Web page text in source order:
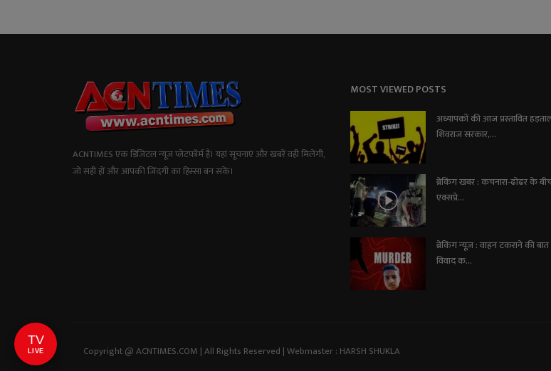
ACNTIMES एक डिजिटल न्यूज प्लेटफॉर्म है। यहां सूचनाएं और खबरें वही मिलेंगी,
जो सही हों और आपकी जिंदगी का हिस्सा बन सकें।
MOST VIEWED POSTS
अध्यापकों की आज प्रस्तावित
शिवराज सरकार,...
ब्रेकिंग खबर : कचनारा-ढोढर के
एक्सप्रे...
ब्रेकिंग न्यूज़ : वाहन टकराने की
विवाद क...
Copyright @ ACNTIMES.COM | All Rights Reserved | Webmaster : HARSH SHUKLA
TV
LIVE